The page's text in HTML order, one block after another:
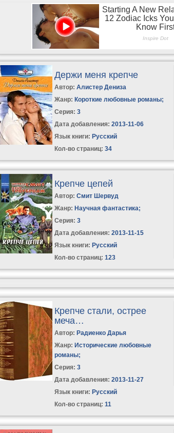
Держи меня крепче
Автор:Алистер Дениза
Жанр: Короткие любовные романы;
Серия:3
Дата добавления: 2013-11-06
Язык книги: Русский
Кол-во страниц: 34
Крепче цепей
Автор:Смит Шервуд
Жанр: Научная фантастика;
Серия:3
Дата добавления: 2013-11-15
Язык книги: Русский
Кол-во страниц: 123
Крепче стали, острее
меча…
Автор: Радиенко Дарья
Жанр: Исторические любовные
романы;
Серия:3
Дата добавления: 2013-11-27
Язык книги: Русский
Кол-во страниц: 11